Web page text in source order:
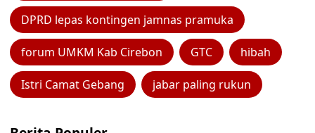
DPRD lepas kontingen jamnas pramuka
forum UMKM Kab Cirebon GTC hibah
Istri Camat Gebang jabar paling rukun